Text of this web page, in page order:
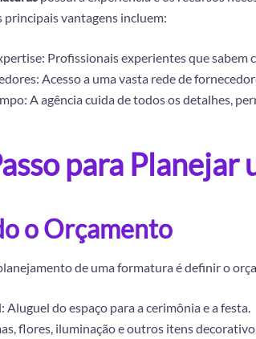
principais vantagens incluem:
Profissionais experientes que
Acesso a uma vasta rede de
A agência cuida de todos os detalhes,
para
o Orçamento
de uma formatura é definir o
Aluguel do espaço para a cerimônia e a festa.
flores, iluminação e outros itens